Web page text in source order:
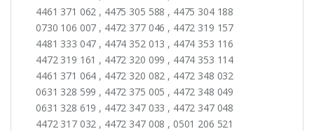
4461 371 062 , 4475 305 588 , 4475 304 188
0730 106 007 , 4472 377 046 , 4472 319 157
4481 333 047 , 4474 352 013 , 4474 353 116
4472 319 161 , 4472 320 099 , 4474 353 114
4461 371 064 , 4472 320 082 , 4472 348 032
0631 328 599 , 4472 375 005 , 4472 348 049
0631 328 619 , 4472 347 033 , 4472 347 048
4472 317 032 , 4472 347 008 , 0501 206 521